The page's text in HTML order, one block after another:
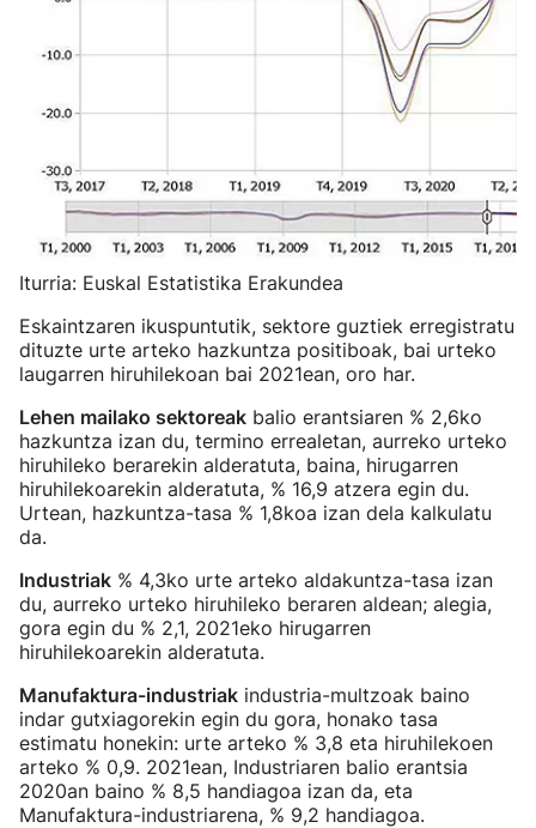
Iturria: Euskal Estatistika Erakundea
Eskaintzaren ikuspuntutik, sektore guztiek erregistratu
dituzte urte arteko hazkuntza positiboak, bai urteko
laugarren hiruhilekoan bai 2021ean, oro har.
Lehen mailako sektoreak balio erantsiaren % 2,6ko
hazkuntza izan du, termino errealetan, aurreko urteko
hiruhileko berarekin alderatuta, baina, hirugarren
hiruhilekoarekin alderatuta, % 16,9 atzera egin du.
Urtean, hazkuntza-tasa % 1,8koa izan dela kalkulatu
da.
Industriak % 4,3ko urte arteko aldakuntza-tasa izan
du, aurreko urteko hiruhileko beraren aldean; alegia,
gora egin du % 2,1, 2021eko hirugarren
hiruhilekoarekin alderatuta.
Manufaktura-industriak industria-multzoak baino
indar gutxiagorekin egin du gora, honako tasa
estimatu honekin: urte arteko % 3,8 eta hiruhilekoen
arteko % 0,9. 2021ean, Industriaren balio erantsia
2020an baino % 8,5 handiagoa izan da, eta
Manufaktura-industriarena, % 9,2 handiagoa.